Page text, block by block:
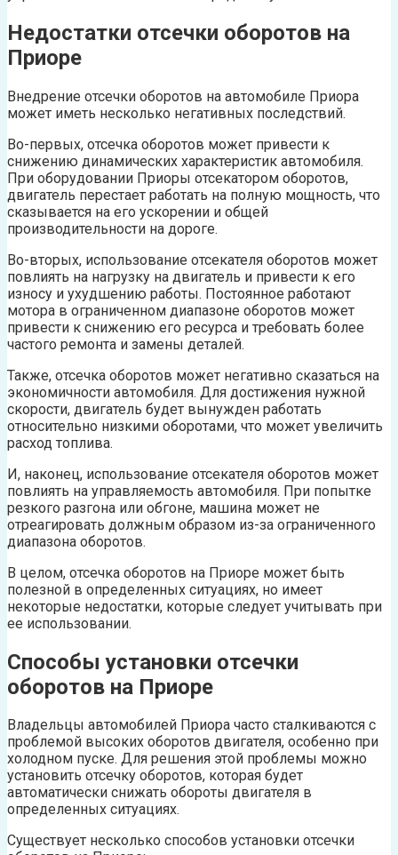
Недостатки отсечки оборотов на
Приоре
Внедрение отсечки оборотов на автомобиле Приора
может иметь несколько негативных последствий.
Во-первых, отсечка оборотов может привести к
снижению динамических характеристик автомобиля.
При оборудовании Приоры отсекатором оборотов,
двигатель перестает работать на полную мощность, что
сказывается на его ускорении и общей
производительности на дороге.
Во-вторых, использование отсекателя оборотов может
повлиять на нагрузку на двигатель и привести к его
износу и ухудшению работы. Постоянное работают
мотора в ограниченном диапазоне оборотов может
привести к снижению его ресурса и требовать более
частого ремонта и замены деталей.
Также, отсечка оборотов может негативно сказаться на
экономичности автомобиля. Для достижения нужной
скорости, двигатель будет вынужден работать
относительно низкими оборотами, что может увеличить
расход топлива.
И, наконец, использование отсекателя оборотов может
повлиять на управляемость автомобиля. При попытке
резкого разгона или обгоне, машина может не
отреагировать должным образом из-за ограниченного
диапазона оборотов.
В целом, отсечка оборотов на Приоре может быть
полезной в определенных ситуациях, но имеет
некоторые недостатки, которые следует учитывать при
ее использовании.
Способы установки отсечки
оборотов на Приоре
Владельцы автомобилей Приора часто сталкиваются с
проблемой высоких оборотов двигателя, особенно при
холодном пуске. Для решения этой проблемы можно
установить отсечку оборотов, которая будет
автоматически снижать обороты двигателя в
определенных ситуациях.
Существует несколько способов установки отсечки